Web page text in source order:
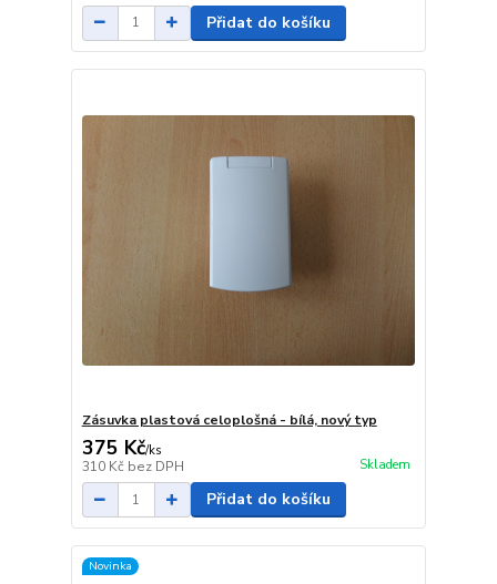
Přidat do košíku
Zásuvka plastová celoplošná - bílá, nový typ
375 Kč/ks
310 Kč bez DPH Skladem
Přidat do košíku
Novinka